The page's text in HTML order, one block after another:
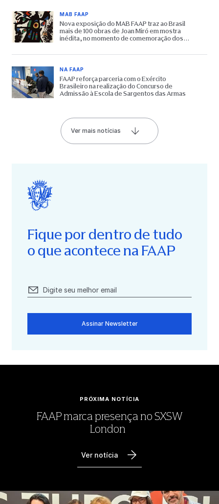
MAB FAAP
Nova exposição do MAB FAAP traz ao Brasil
mais de 100 obras de Joan Miró em mostra
inédita, no momento de comemoração dos
NA FAAP
FAAP reforça parceria com o Exército
Brasileiro na realização do Concurso de
Admissão à Escola de Sargentos das Armas
Ver mais notícias
Fique por dentro de tudo
o que acontece na FAAP
Assinar Newsletter
PRÓXIMA NOTÍCIA
FAAP marca presença no SXSW
London
Ver notícia